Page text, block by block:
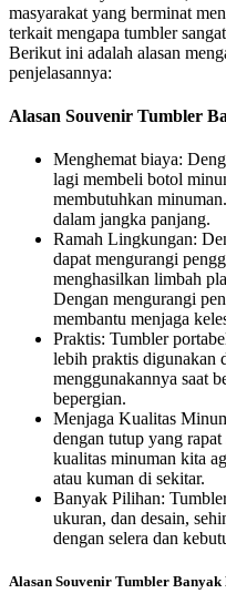
masyarakat yang berminat
terkait mengapa tumbler
Berikut ini adalah alasan
penjelasannya:
Alasan Souvenir Tumbler
Menghemat biaya:
lagi membeli botol
membutuhkan
dalam jangka panjang.
Ramah Lingkungan:
dapat mengurangi
menghasilkan limbah
Dengan mengurangi
membantu menjaga
Praktis: Tumbler
lebih praktis digunakan
menggunakannya saat
bepergian.
Menjaga Kualitas
dengan tutup yang
kualitas minuman kita
atau kuman di sekitar.
Banyak Pilihan:
ukuran, dan desain,
dengan selera dan
Alasan Souvenir Tumbler